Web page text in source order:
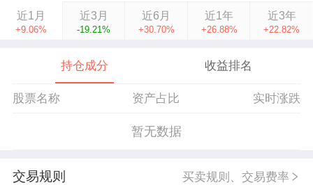
近1月
+9.06%
近3月
-19.21%
近6月
+30.70%
近1年
+26.88%
近3年
+22.82%
持仓成分 收益排名
股票名称 资产占比 实时涨跌
暂无数据
交易规则 买卖规则、交易费率